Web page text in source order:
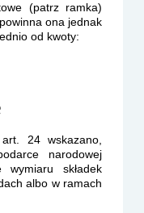
(patrz ramka)
ona jednak
od kwoty:
24 wskazano,
narodowej
składek
albo w ramach